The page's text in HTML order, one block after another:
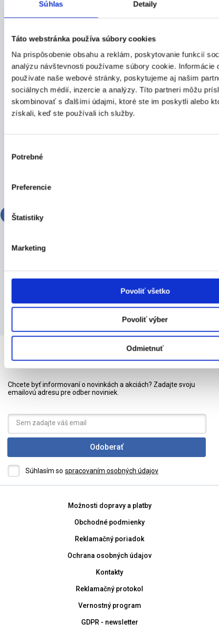
Súhlas Detaily
Táto webstránka používa súbory cookies
Na prispôsobenie obsahu a reklám, poskytovanie funkcií
analýzu návštevnosti používame súbory cookie. Informácie
používate naše webové stránky, poskytujeme aj našim
sociálnych médií, inzercie a analýzy. Títo partneri môžu
skombinovať s ďalšími údajmi, ktoré ste im poskytli alebo
získali, keď ste používali ich služby.
súhlasu
Potrebné
Preferencie
Štatistiky
Marketing
Povoliť všetko
Povoliť výber
Odmietnuť
Výrobca
Dokumenty
Mohlo by vás zaujímať
Lekárska váha T11/500
Detail produktu
Odber noviniek
Chcete byť informovaní o novinkách a akciách? Zadajte svoju
emailovú adresu pre odber noviniek.
Odoberať
Súhlasím so spracovaním osobných údajov
Možnosti dopravy a platby
Obchodné podmienky
Reklamačný poriadok
Ochrana osobných údajov
Kontakty
Reklamačný protokol
Vernostný program
GDPR - newsletter